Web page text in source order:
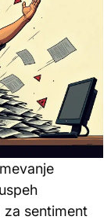
sentiment